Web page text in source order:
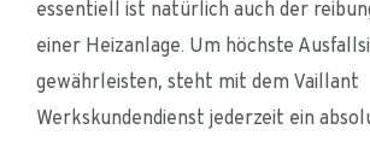
essentiell ist natürlich auch der
einer Heizanlage. Um höchste
gewährleisten, steht mit dem Vaillant
Werkskundendienst jederzeit ein